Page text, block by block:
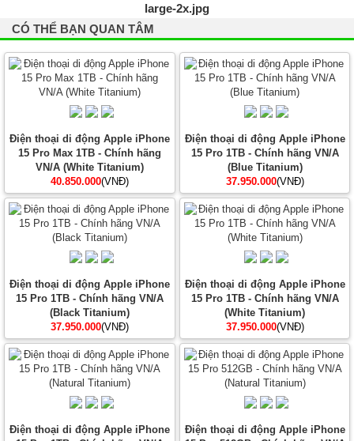
CÓ THỂ BẠN QUAN TÂM
Điện thoại di động Apple iPhone
15 Pro Max 1TB - Chính hãng
VN/A (White Titanium)
40.850.000(VNĐ)
Điện thoại di động Apple iPhone
15 Pro 1TB - Chính hãng VN/A
(Blue Titanium)
37.950.000(VNĐ)
Điện thoại di động Apple iPhone
15 Pro 1TB - Chính hãng VN/A
(Black Titanium)
37.950.000(VNĐ)
Điện thoại di động Apple iPhone
15 Pro 1TB - Chính hãng VN/A
(White Titanium)
37.950.000(VNĐ)
Điện thoại di động Apple iPhone
Điện thoại di động Apple iPhone